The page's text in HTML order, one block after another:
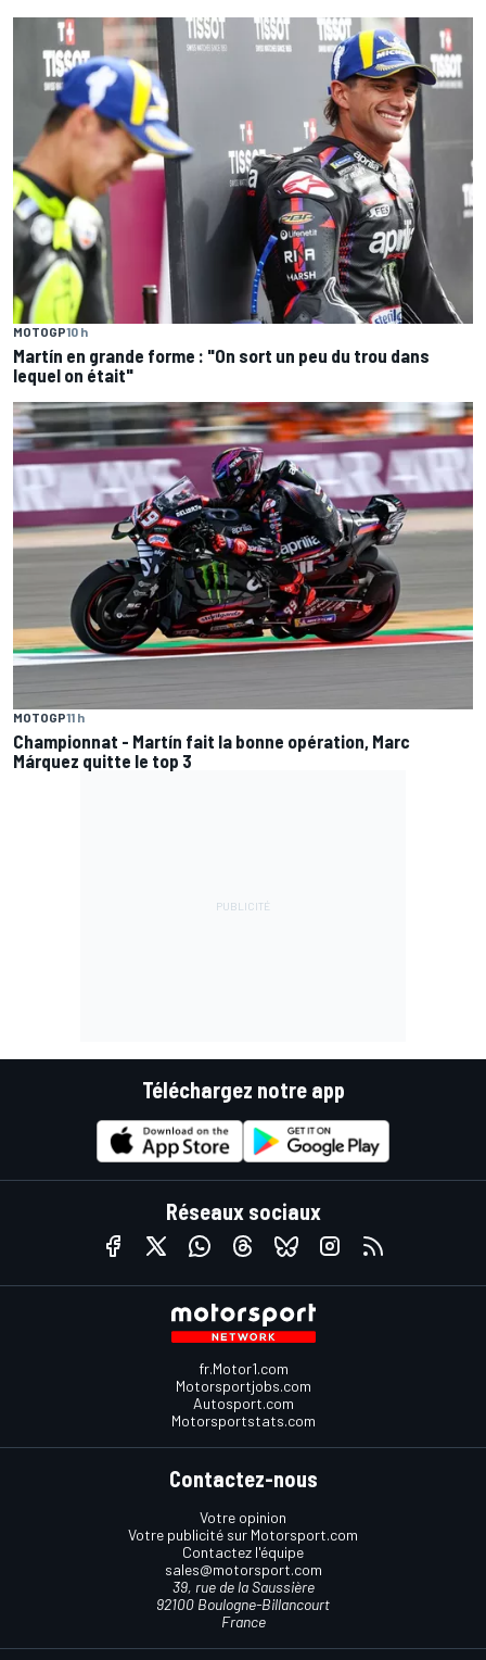
MOTOGP10 h
Martín en grande forme : "On sort un peu du trou dans
lequel on était"
MOTOGP11 h
Championnat - Martín fait la bonne opération, Marc
Márquez quitte le top 3
Téléchargez notre app
Réseaux sociaux
fr.Motor1.com
Motorsportjobs.com
Autosport.com
Motorsportstats.com
Contactez-nous
Votre opinion
Votre publicité sur Motorsport.com
Contactez l'équipe
sales@motorsport.com
39, rue de la Saussière
92100 Boulogne-Billancourt
France